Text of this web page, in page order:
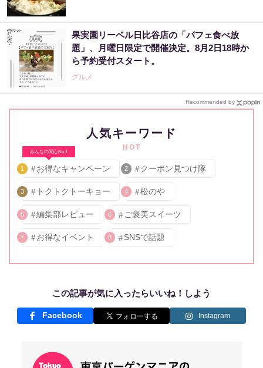
果実園リーベル日比谷店の「パフェ食べ放
題」、月曜日限定で開催決定。8月2日18時か
ら予約受付スタート。
グルメ
Recommended by
人気キーワード
HOT
みんなの関心No.1
1 お得なキャンペーン 2 クーポン見つけ隊
3 トクトクトーキョー 4 松のや
5 編集部レビュー 6 ご褒美スイーツ
7 お得なイベント 8 SNSで話題
この記事が気に入ったらいいね！しよう
Facebook Instagram